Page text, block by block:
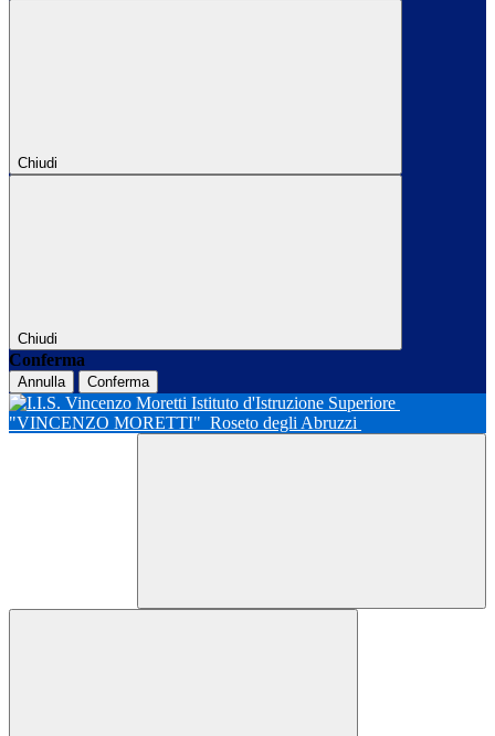
Chiudi
Chiudi
Conferma
Annulla Conferma
Istituto d'Istruzione Superiore
"VINCENZO MORETTI" Roseto degli Abruzzi